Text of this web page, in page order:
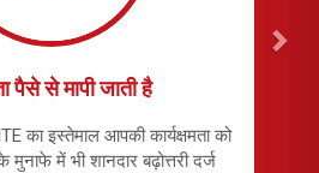
पैसे से मापी जाती है
का इस्तेमाल आपकी कार्यक्षमता को
में भी शानदार बढ़ोत्तरी दर्ज